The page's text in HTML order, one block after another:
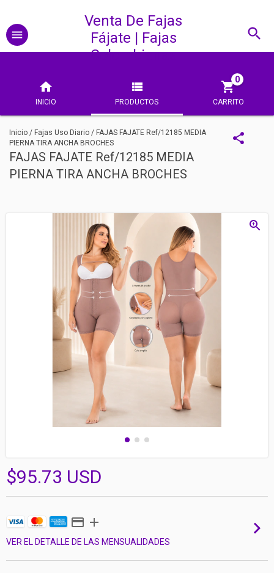
Venta De Fajas
Fájate | Fajas
Colombianas
INICIO PRODUCTOS CARRITO
0
Inicio / Fajas Uso Diario / FAJAS FAJATE Ref/12185 MEDIA
PIERNA TIRA ANCHA BROCHES
FAJAS FAJATE Ref/12185 MEDIA
PIERNA TIRA ANCHA BROCHES
$95.73 USD
VER EL DETALLE DE LAS MENSUALIDADES